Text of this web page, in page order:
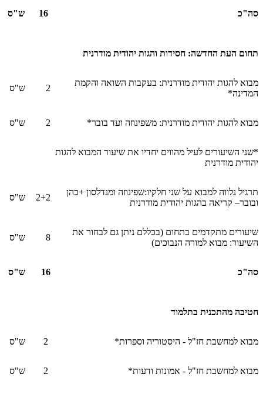
סה"כ 16 ש"ס
תחום העת החדשה: חסידות והגות יהודית מודרנית
מבוא להגות יהודית מודרנית: בעקבות השואה והקמת
המדינה*
2 ש"ס
מבוא להגות יהודית מודרנית: משפינוזה ועד בובר* 2 ש"ס
*שני השיעורים לעיל מהווים יחדיו את שיעור המבוא להגות
יהודית מודרנית
תרגיל נלווה למבוא על שני חלקיו:שפינוזה ומנדלסון +כהן
ובובר– קריאה בהגות יהודית מודרנית
2+2 ש"ס
שיעורים מתקדמים בתחום (בכללם ניתן גם לבחור את
השיעור: מבוא למורה הנבוכים)
8 ש"ס
סה"כ 16 ש"ס
חטיבה מהתכנית בתלמוד
מבוא למחשבת חז"ל - היסטוריה וספרות* 2 ש"ס
מבוא למחשבת חז"ל - אמונות ודעות* 2 ש"ס